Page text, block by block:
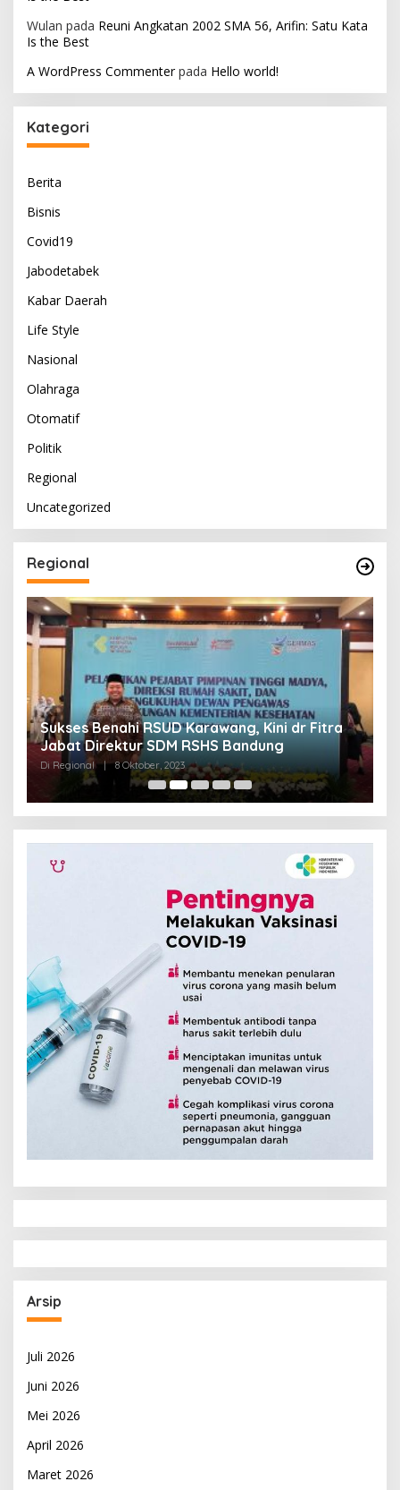
Wulan pada Reuni Angkatan 2002 SMA 56, Arifin: Satu Kata
Is the Best
A WordPress Commenterpada Hello world!
Kategori
Berita
Bisnis
Covid19
Jabodetabek
Kabar Daerah
Life Style
Nasional
Olahraga
Otomatif
Politik
Regional
Uncategorized
Regional
Sukses Benahi RSUD Karawang, Kini dr Fitra
Jabat Direktur SDM RSHS Bandung
Di Regional | 8 Oktober, 2023
Arsip
Juli 2026
Juni 2026
Mei 2026
April 2026
Maret 2026